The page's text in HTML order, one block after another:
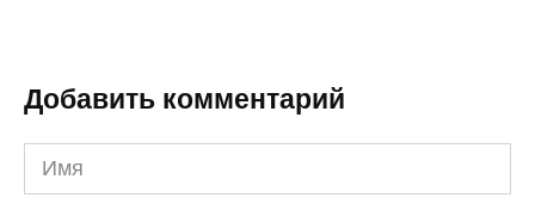
Добавить комментарий
Имя
*